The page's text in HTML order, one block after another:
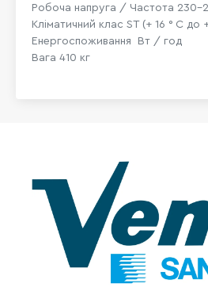
Робоча напруга / Частота
Кліматичний клас ST (+ 16 ° C до
Енергоспоживання Вт / год
Вага 410 кг